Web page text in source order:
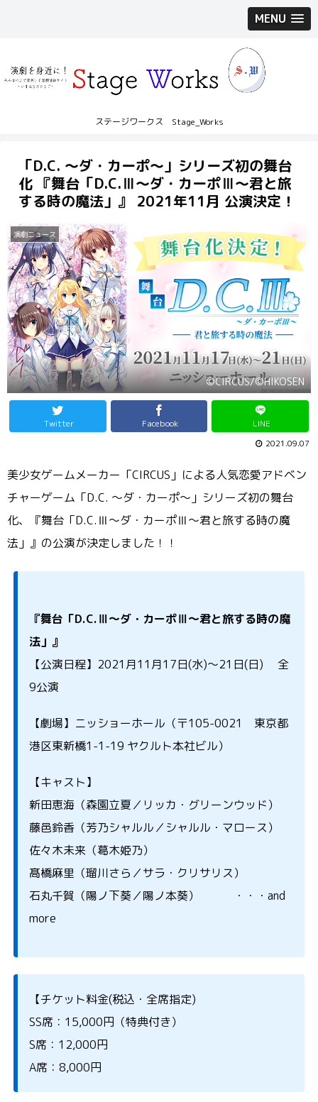
MENU
ステージワークス Stage_Works
「D.C. ～ダ・カーポ～」シリーズ初の舞台
化 『舞台「D.C.Ⅲ～ダ・カーポⅢ～君と旅
する時の魔法」』 2021年11月 公演決定！
演劇ニュース
©CIRCUS/©HIKOSEN
Twitter Facebook LINE
2021.09.07
美少女ゲームメーカー「CIRCUS」による人気恋愛アドベン
チャーゲーム「D.C. ～ダ・カーポ～」シリーズ初の舞台
化、『舞台「D.C.Ⅲ～ダ・カーポⅢ～君と旅する時の魔
法」』の公演が決定しました！！
『舞台「D.C.Ⅲ～ダ・カーポⅢ～君と旅する時の魔
法」』
【公演日程】2021月11月17日(水)～21日(日) 全
9公演
【劇場】ニッショーホール（〒105-0021 東京都
港区東新橋1-1-19 ヤクルト本社ビル）
【キャスト】
新田恵海（森園立夏／リッカ・グリーンウッド）
藤邑鈴香（芳乃シャルル／シャルル・マロース）
佐々木未来（葛木姫乃）
髙橋麻里（瑠川さら／サラ・クリサリス）
石丸千賀（陽ノ下葵／陽ノ本葵） ・・・and
more
【チケット料金(税込・全席指定)
SS席：15,000円（特典付き）
S席：12,000円
A席：8,000円